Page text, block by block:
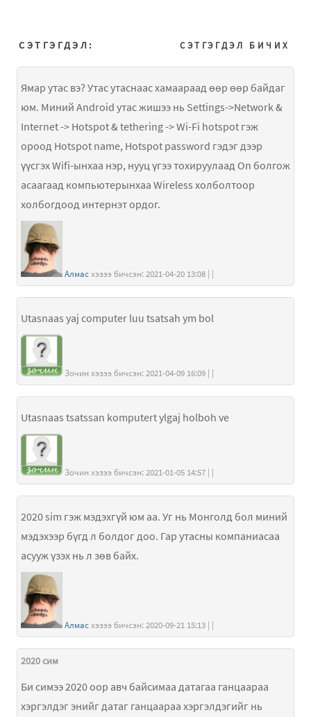
СЭТГЭГДЭЛ БИЧИХ
СЭТГЭГДЭЛ:
Ямар утас вэ? Утас утаснаас хамаараад өөр өөр байдаг
юм. Миний Android утас жишээ нь Settings->Network &
Internet -> Hotspot & tethering -> Wi-Fi hotspot гэж
ороод Hotspot name, Hotspot password гэдэг дээр
үүсгэх Wifi-ынхаа нэр, нууц үгээ тохируулаад On болгож
асаагаад компьютерынхаа Wireless холболтоор
холбогдоод интернэт ордог.
Алмас хэзээ бичсэн: 2021-04-20 13:08 | |
Utasnaas yaj computer luu tsatsah ym bol
Зочин хэзээ бичсэн: 2021-04-09 16:09 | |
Utasnaas tsatssan komputert ylgaj holboh ve
Зочин хэзээ бичсэн: 2021-01-05 14:57 | |
2020 sim гэж мэдэхгүй юм аа. Уг нь Монголд бол миний
мэдэхээр бүгд л болдог доо. Гар утасны компаниасаа
асууж үзэх нь л зөв байх.
Алмас хэзээ бичсэн: 2020-09-21 15:13 | |
2020 сим
Би симээ 2020 оор авч байсимаа датагаа ганцаараа
хэргэлдэг энийг датаг ганцаараа хэргэлдэгийг нь